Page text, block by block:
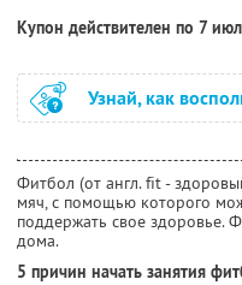
Купон действителен по 7
Узнай, как
Фитбол (от англ. fit -
мяч, с помощью которого
поддержать свое здоровье.
дома.
5 причин начать занятия